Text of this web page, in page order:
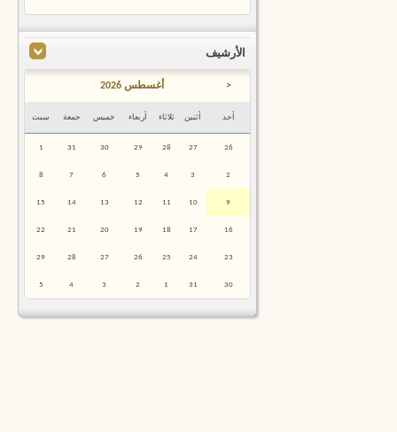
الأرشيف
< أغسطس 2026
أحد أثنين ثلاثاء أربعاء خميس جمعة سبت
26
27
28
29
30
31
1
2
3
4
5
6
7
8
9
10
11
12
13
14
15
16
17
18
19
20
21
22
23
24
25
26
27
28
29
30
31
1
2
3
4
5